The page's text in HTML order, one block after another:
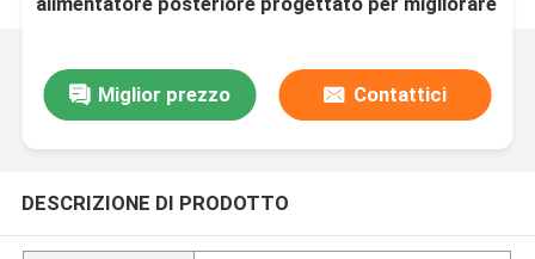
Miglior prezzo
Contattici
DESCRIZIONE DI PRODOTTO